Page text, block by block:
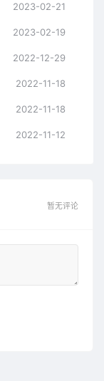
2023-02-21
2023-02-19
2022-12-29
2022-11-18
2022-11-18
2022-11-12
暂无评论